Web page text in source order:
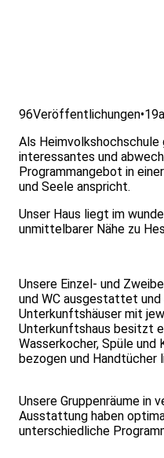
96Veröffentlichungen•19
Als
interessantes und
Programmangebot in
und Seele anspricht.
Unser Haus liegt im
unmittelbarer Nähe zu
Unsere Einzel- und
und WC ausgestattet
Unterkunftshäuser mit
Unterkunftshaus besitzt
Wasserkocher, Spüle und
bezogen und Handtücher
Unsere Gruppenräume in
Ausstattung haben
unterschiedliche